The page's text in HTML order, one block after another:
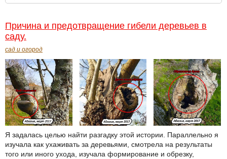
Причина и предотвращение гибели деревьев в
саду.
сад и огород
Я задалась целью найти разгадку этой истории. Параллельно я
изучала как ухаживать за деревьями, смотрела на результаты
того или иного ухода, изучала формирование и обрезку,